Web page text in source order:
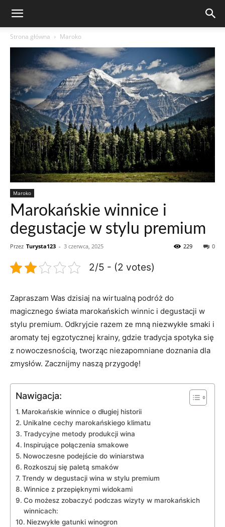
Strona główna Maroko
Maroko
Marokańskie winnice i
degustacje w stylu premium
Przez Turysta123 - 3 czerwca, 2025 0
229
2/5 - (2 votes)
Zapraszam Was dzisiaj na wirtualną podróż do
magicznego‌ świata marokańskich winnic i degustacji w
stylu ⁣premium. ⁢Odkryjcie ⁢razem ze mną⁣ niezwykłe smaki i
aromaty tej egzotycznej​ krainy,‌ gdzie tradycja spotyka się
z nowoczesnością, tworząc niezapomniane doznania dla
zmysłów. Zacznijmy ⁣naszą przygodę!
Nawigacja:
Marokańskie winnice o długiej historii
Unikalne cechy marokańskiego klimatu
Tradycyjne metody produkcji‌ wina
Inspirujące połączenia smakowe
Nowoczesne podejście do ⁤winiarstwa
Rozkoszuj​ się paletą smaków
Trendy⁢ w degustacji wina w stylu premium
Winnice z przepięknymi widokami
Co⁤ możesz zobaczyć podczas ​wizyty w marokańskich
winnicach:
Niezwykłe ​gatunki winogron